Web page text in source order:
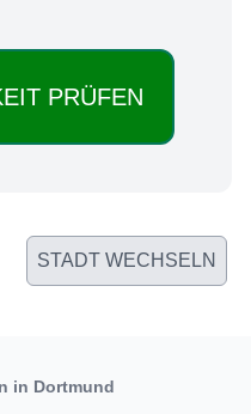
STADT WECHSELN
in Dortmund